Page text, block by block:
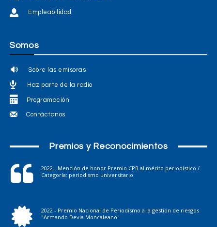
Empleabilidad
Somos
Sobre las emisoras
Haz parte de la radio
Programación
Contáctanos
Premios y Reconocimientos
2022 - Mención de honor Premio CPB al mérito periodístico /
Categoría: periodismo universitario
2022 - Premio Nacional de Periodismo a la gestión de riesgos
"Armando Devia Moncaleano"